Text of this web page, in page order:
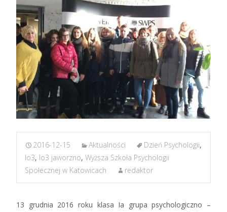
2016-12-15 Aktualności Dzień Psychologii,
lo3, lo3 jaworzno, Wyższa Szkoła Psychologii
Społecznej w Katowicach
redaktor
13 grudnia 2016 roku klasa Ia grupa psychologiczno –